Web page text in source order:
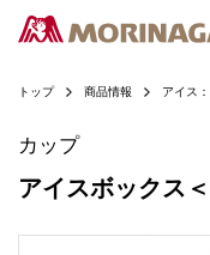
トップ 商品情報 アイス
カップ
アイスボックス